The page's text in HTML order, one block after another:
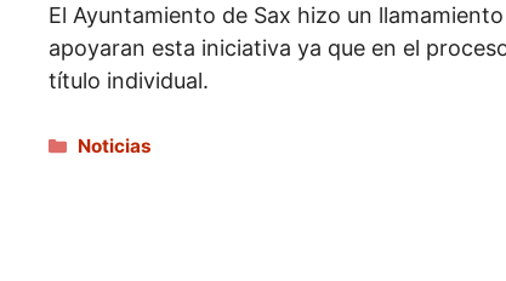
El Ayuntamiento de Sax hizo un
apoyaran esta iniciativa ya que en el
título individual.
Categorías
Noticias